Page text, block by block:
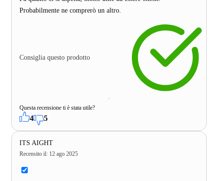
Probabilmente ne comprerò un altro.
Consiglia questo prodotto
Questa recensione ti è stata utile?
4 5
ITS AIGHT
Recensito il: 12 ago 2025